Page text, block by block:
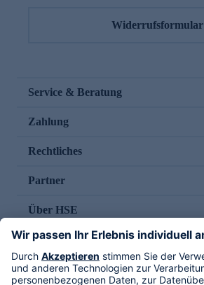
Widerrufsformular
Service & Beratung
Zahlung
Rechtliches
Partner
Über HSE
Im TV
HSE International